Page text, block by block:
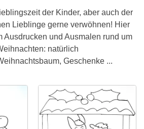
der Kinder, aber auch der
Lieblinge gerne verwöhnen! Hier
Ausdrucken und Ausmalen rund um
natürlich
Geschenke ...